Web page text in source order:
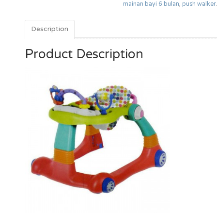
mainan bayi 6 bulan, push walker.
Description
Product Description